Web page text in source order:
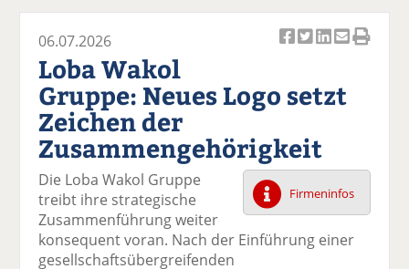
c
k
a
uf
F
ac
e
b
k
wi
tt
er
n
k
a
uf
Li
n
k
e
k
E
m
ai
l
ck
e
n
06.07.2026
Loba Wakol
Gruppe: Neues Logo setzt
Zeichen der
Zusammengehörigkeit
Firmeninfos
Die Loba Wakol Gruppe
treibt ihre strategische
Zusammenführung weiter
konsequent voran. Nach der Einführung einer
gesellschaftsübergreifenden